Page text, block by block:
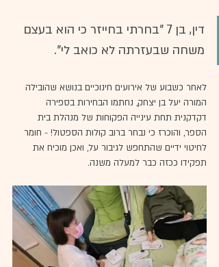
דין, בן 7 "בחרתי בחייזר כי הוא בעצם
משחה שבעזרתה לא כואב לי".
לאחר כשבוע של אירועים חינוכיים בנושא שהובילה
המורה יעל בן יצחק, נחתמו הבחירות בספירה
דקדקנית תחת עינייה הפקוחות של מנהלת בית
הספר, והוכרז כי נבחר ברוב קולות הספטול! - חומר
לחיטוי ידיים שהתחפש לגיבור על, ואכן מוכיח את
תפקידו ככזה כבר למעלה משנה.